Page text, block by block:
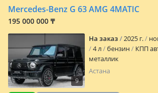
Mercedes-Benz G 63 AMG 4MATIC
195 000 000 ₸
9
На заказ 2025 г.
4 л
бензин КПП
металлик
Астана